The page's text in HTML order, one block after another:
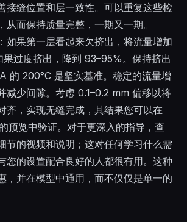
接缝位置和层一致性。可以重复这些检
从而保持质量完整，一期又一期。
如果第一层看起来欠挤出，将流量增加
过度挤出，降到 93–95%。保持挤出
的 200°C 是坚实基准。稳定的流量增
减少间隙。考虑 0.1–0.2 mm 偏移以将
齐，实现无缝完成，其结果您可以在
预览中验证。对于更深入的指导，查
节的视频和说明；这对任何学习什么需
您的设置配合良好的人都很有用。这种
，并在模型中通用，而不仅仅是单一的